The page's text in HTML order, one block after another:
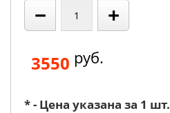
− +
3550 руб.
* - Цена указана за 1 шт.